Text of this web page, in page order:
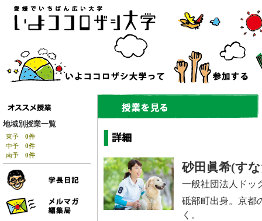
地域別授業一覧
東予 0件
中予 0件
南予 0件
砂田眞希(す
一般社団法人ドッ
砥部町出身。京都
く。